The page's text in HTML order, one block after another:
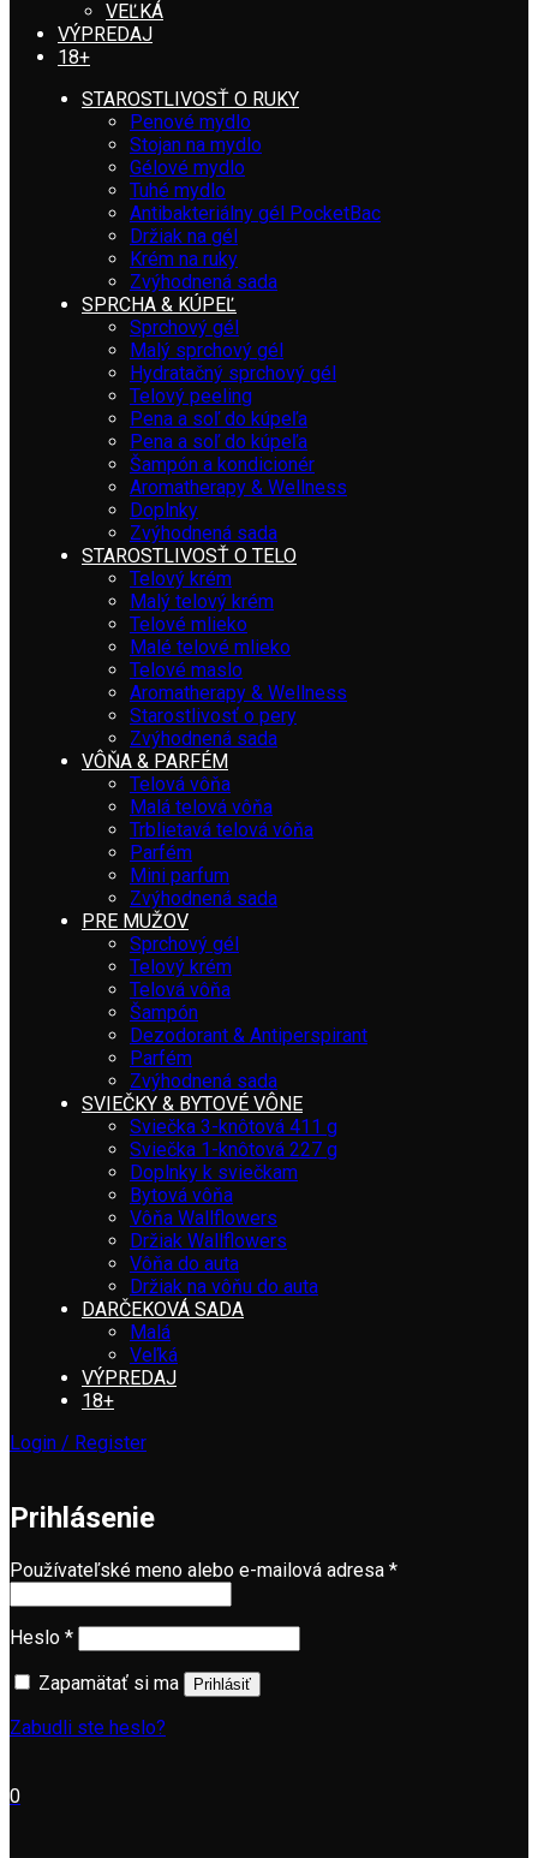
VEĽKÁ
VÝPREDAJ
18+
STAROSTLIVOSŤ O RUKY
Penové mydlo
Stojan na mydlo
Gélové mydlo
Tuhé mydlo
Antibakteriálny gél PocketBac
Držiak na gél
Krém na ruky
Zvýhodnená sada
SPRCHA & KÚPEĽ
Sprchový gél
Malý sprchový gél
Hydratačný sprchový gél
Telový peeling
Pena a soľ do kúpeľa
Pena a soľ do kúpeľa
Šampón a kondicionér
Aromatherapy & Wellness
Doplnky
Zvýhodnená sada
STAROSTLIVOSŤ O TELO
Telový krém
Malý telový krém
Telové mlieko
Malé telové mlieko
Telové maslo
Aromatherapy & Wellness
Starostlivosť o pery
Zvýhodnená sada
VÔŇA & PARFÉM
Telová vôňa
Malá telová vôňa
Trblietavá telová vôňa
Parfém
Mini parfum
Zvýhodnená sada
PRE MUŽOV
Sprchový gél
Telový krém
Telová vôňa
Šampón
Dezodorant & Antiperspirant
Parfém
Zvýhodnená sada
SVIEČKY & BYTOVÉ VÔNE
Sviečka 3-knôtová 411 g
Sviečka 1-knôtová 227 g
Doplnky k sviečkam
Bytová vôňa
Vôňa Wallflowers
Držiak Wallflowers
Vôňa do auta
Držiak na vôňu do auta
DARČEKOVÁ SADA
Malá
Veľká
VÝPREDAJ
18+
Login / Register
Prihlásenie
Používateľské meno alebo e-mailová adresa *Povinné
Heslo *Povinné
Zapamätať si ma Prihlásiť
Zabudli ste heslo?
0